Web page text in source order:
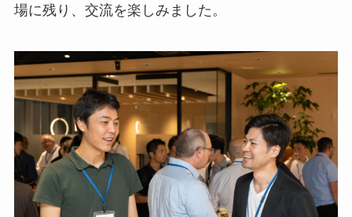
場に残り、交流を楽しみました。